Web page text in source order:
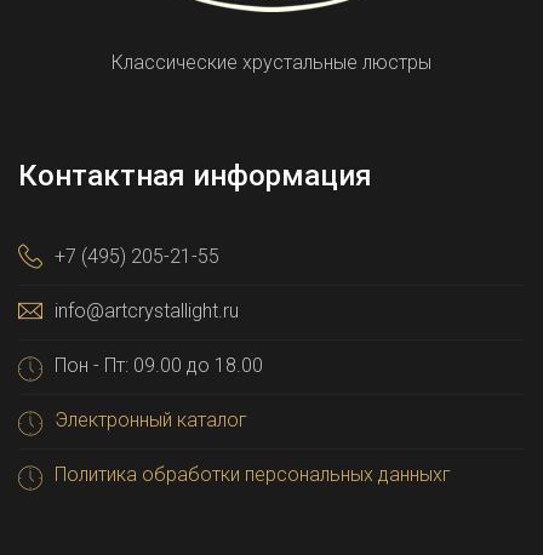
Классические хрустальные люстры
Контактная информация
+7 (495) 205-21-55
info@artcrystallight.ru
Пон - Пт: 09.00 до 18.00
Электронный каталог
Политика обработки персональных данныхг